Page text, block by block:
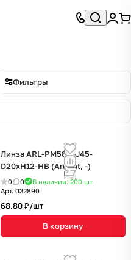
Фильтры
Линза ARL-PM585-U45-
D20xH12-HB (Arlight, -)
0 0 В наличии: 200 шт
Арт. 032890
68.80 ₽/шт
В корзину